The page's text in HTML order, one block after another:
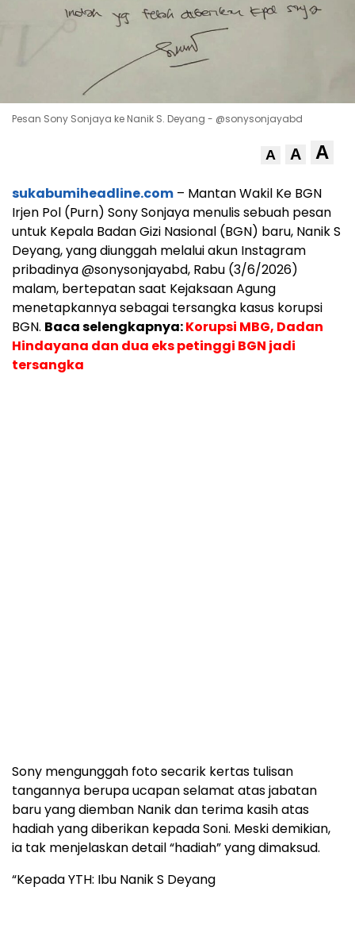
Pesan Sony Sonjaya ke Nanik S. Deyang - @sonysonjayabd
A A A
sukabumiheadline.com – Mantan Wakil Ke BGN
Irjen Pol (Purn) Sony Sonjaya menulis sebuah pesan
untuk Kepala Badan Gizi Nasional (BGN) baru, Nanik S
Deyang, yang diunggah melalui akun Instagram
pribadinya @sonysonjayabd, Rabu (3/6/2026)
malam, bertepatan saat Kejaksaan Agung
menetapkannya sebagai tersangka kasus korupsi
BGN. Baca selengkapnya:Korupsi MBG, Dadan
Hindayana dan dua eks petinggi BGN jadi
tersangka
Sony mengunggah foto secarik kertas tulisan
tangannya berupa ucapan selamat atas jabatan
baru yang diemban Nanik dan terima kasih atas
hadiah yang diberikan kepada Soni. Meski demikian,
ia tak menjelaskan detail “hadiah” yang dimaksud.
“Kepada YTH: Ibu Nanik S Deyang